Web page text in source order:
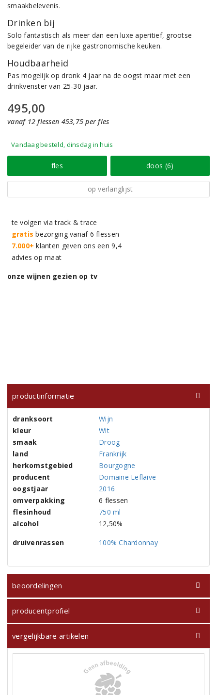
smaakbelevenis.
Drinken bij
Solo fantastisch als meer dan een luxe aperitief, grootse
begeleider van de rijke gastronomische keuken.
Houdbaarheid
Pas mogelijk op dronk 4 jaar na de oogst maar met een
drinkvenster van 25-30 jaar.
495,00
vanaf 12 flessen 453,75 per fles
Vandaag besteld, dinsdag in huis
fles doos (6)
op verlanglijst
te volgen via track & trace
gratis bezorging vanaf 6 flessen
7.000+ klanten geven ons een 9,4
advies op maat
onze wijnen gezien op tv
productinformatie
dranksoort
Wijn
kleur
Wit
smaak
Droog
land
Frankrijk
herkomstgebied
Bourgogne
producent
Domaine Leflaive
oogstjaar
2016
omverpakking
6 flessen
flesinhoud
750 ml
alcohol
12,50%
druivenrassen 100% Chardonnay
beoordelingen
producentprofiel
vergelijkbare artikelen